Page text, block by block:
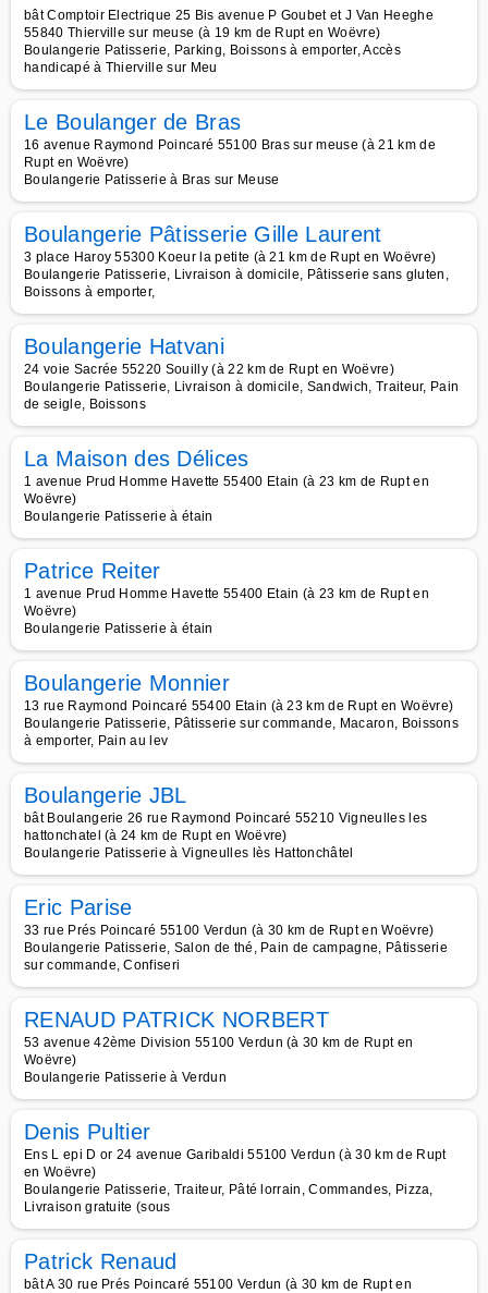
bât Comptoir Electrique 25 Bis avenue P Goubet et J Van Heeghe
55840 Thierville sur meuse (à 19 km de Rupt en Woëvre)
Boulangerie Patisserie, Parking, Boissons à emporter, Accès
handicapé à Thierville sur Meu
Le Boulanger de Bras
16 avenue Raymond Poincaré 55100 Bras sur meuse (à 21 km de
Rupt en Woëvre)
Boulangerie Patisserie à Bras sur Meuse
Boulangerie Pâtisserie Gille Laurent
3 place Haroy 55300 Koeur la petite (à 21 km de Rupt en Woëvre)
Boulangerie Patisserie, Livraison à domicile, Pâtisserie sans gluten,
Boissons à emporter,
Boulangerie Hatvani
24 voie Sacrée 55220 Souilly (à 22 km de Rupt en Woëvre)
Boulangerie Patisserie, Livraison à domicile, Sandwich, Traiteur, Pain
de seigle, Boissons
La Maison des Délices
1 avenue Prud Homme Havette 55400 Etain (à 23 km de Rupt en
Woëvre)
Boulangerie Patisserie à étain
Patrice Reiter
1 avenue Prud Homme Havette 55400 Etain (à 23 km de Rupt en
Woëvre)
Boulangerie Patisserie à étain
Boulangerie Monnier
13 rue Raymond Poincaré 55400 Etain (à 23 km de Rupt en Woëvre)
Boulangerie Patisserie, Pâtisserie sur commande, Macaron, Boissons
à emporter, Pain au lev
Boulangerie JBL
bât Boulangerie 26 rue Raymond Poincaré 55210 Vigneulles les
hattonchatel (à 24 km de Rupt en Woëvre)
Boulangerie Patisserie à Vigneulles lès Hattonchâtel
Eric Parise
33 rue Prés Poincaré 55100 Verdun (à 30 km de Rupt en Woëvre)
Boulangerie Patisserie, Salon de thé, Pain de campagne, Pâtisserie
sur commande, Confiseri
RENAUD PATRICK NORBERT
53 avenue 42ème Division 55100 Verdun (à 30 km de Rupt en
Woëvre)
Boulangerie Patisserie à Verdun
Denis Pultier
Ens L epi D or 24 avenue Garibaldi 55100 Verdun (à 30 km de Rupt
en Woëvre)
Boulangerie Patisserie, Traiteur, Pâté lorrain, Commandes, Pizza,
Livraison gratuite (sous
Patrick Renaud
bât A 30 rue Prés Poincaré 55100 Verdun (à 30 km de Rupt en